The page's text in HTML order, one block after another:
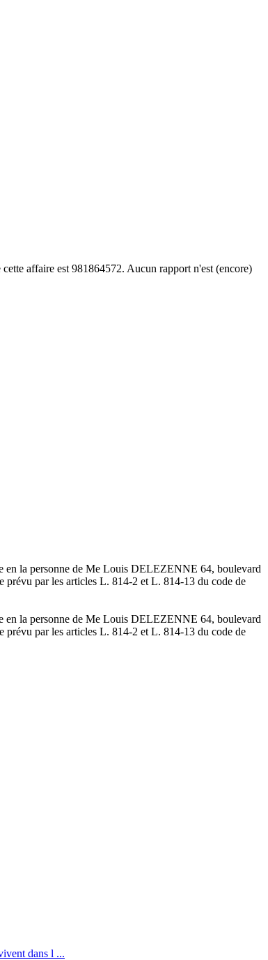
affaire est 981864572. Aucun rapport n'est (encore)
en la personne de Me Louis DELEZENNE 64, boulevard
prévu par les articles L. 814-2 et L. 814-13 du code de
en la personne de Me Louis DELEZENNE 64, boulevard
prévu par les articles L. 814-2 et L. 814-13 du code de
dans l ...